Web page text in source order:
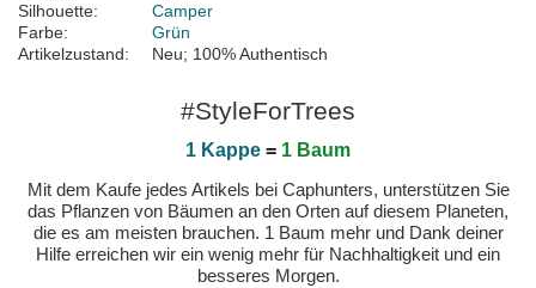
Silhouette:
Camper
Farbe:
Grün
Artikelzustand:
Neu; 100% Authentisch
#StyleForTrees
1 Kappe = 1 Baum
Mit dem Kaufe jedes Artikels bei Caphunters, unterstützen Sie
das Pflanzen von Bäumen an den Orten auf diesem Planeten,
die es am meisten brauchen. 1 Baum mehr und Dank deiner
Hilfe erreichen wir ein wenig mehr für Nachhaltigkeit und ein
besseres Morgen.